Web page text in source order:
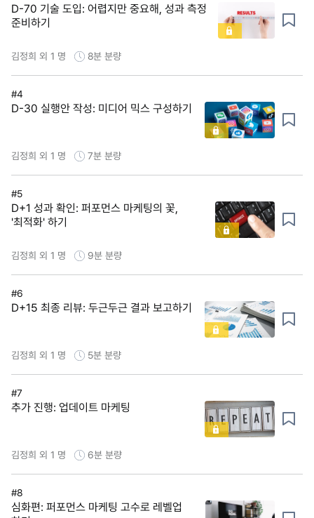
D-70 기술 도입: 어렵지만 중요해, 성과 측정
준비하기
김정희 외 1 명 8분 분량
#4
D-30 실행안 작성: 미디어 믹스 구성하기
김정희 외 1 명 7분 분량
#5
D+1 성과 확인: 퍼포먼스 마케팅의 꽃,
'최적화' 하기
김정희 외 1 명 9분 분량
#6
D+15 최종 리뷰: 두근두근 결과 보고하기
김정희 외 1 명 5분 분량
#7
추가 진행: 업데이트 마케팅
김정희 외 1 명 6분 분량
#8
심화편: 퍼포먼스 마케팅 고수로 레벨업